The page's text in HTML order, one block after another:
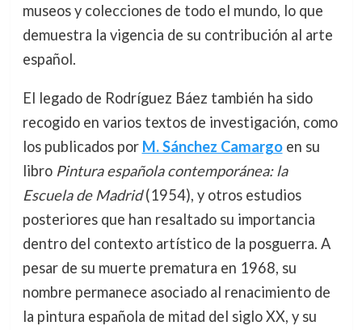
museos y colecciones de todo el mundo, lo que
demuestra la vigencia de su contribución al arte
español.
El legado de Rodríguez Báez también ha sido
recogido en varios textos de investigación, como
los publicados por M. Sánchez Camargoen su
libro Pintura española contemporánea: la
Escuela de Madrid(1954), y otros estudios
posteriores que han resaltado su importancia
dentro del contexto artístico de la posguerra. A
pesar de su muerte prematura en 1968, su
nombre permanece asociado al renacimiento de
la pintura española de mitad del siglo XX, y su